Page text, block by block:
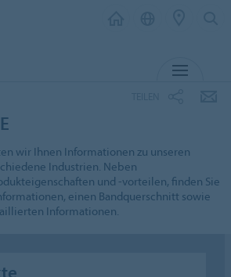
wir Ihnen Informationen zu unseren
Industrien. Neben
und -vorteilen, finden Sie
einen Bandquerschnitt sowie
Informationen.